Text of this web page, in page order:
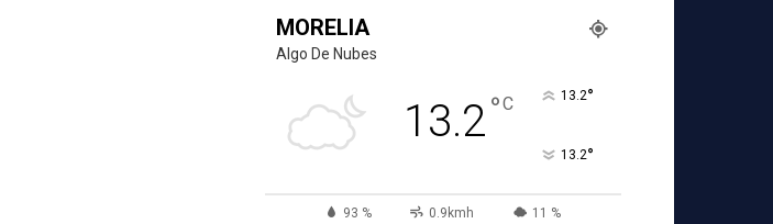
MORELIA
Algo De Nubes
13.2°C 13.2°
13.2°
93 % 0.9kmh 11 %